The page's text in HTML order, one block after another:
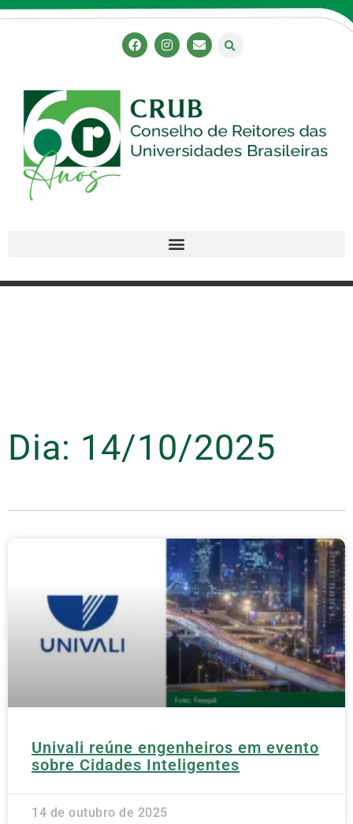
Dia: 14/10/2025
Univali reúne engenheiros em evento
sobre Cidades Inteligentes
14 de outubro de 2025